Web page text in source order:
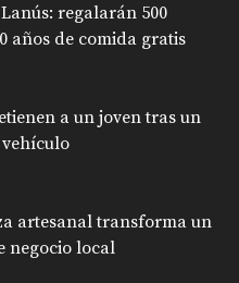
regalarán 500
años de comida gratis
a un joven tras un
artesanal transforma un
negocio local